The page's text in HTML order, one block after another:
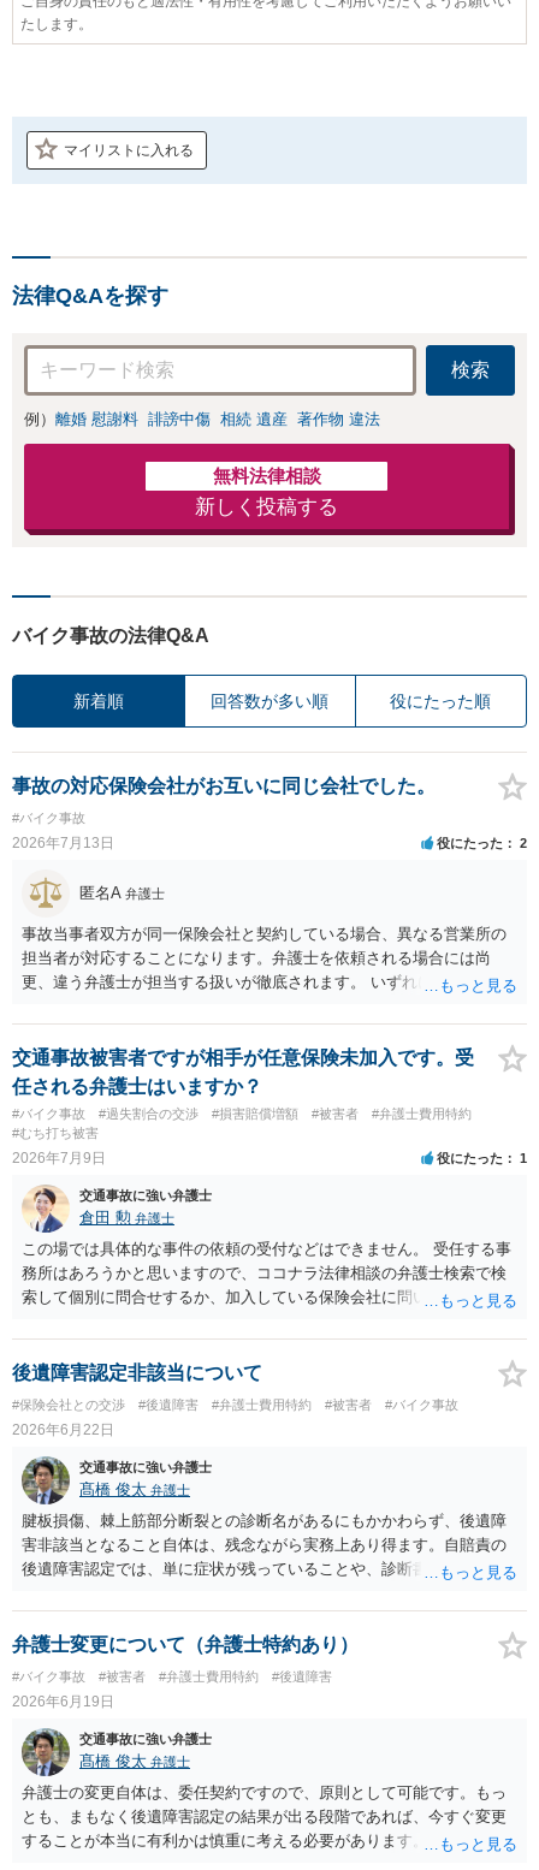
たします。
マイリストに入れる
法律Q&Aを探す
検索
例） 離婚 慰謝料 誹謗中傷 相続 遺産 著作物 違法
無料法律相談
新しく投稿する
バイク事故の法律Q&A
新着順 回答数が多い順 役にたった順
事故の対応保険会社がお互いに同じ会社でした。
#バイク事故
2026年7月13日 役にたった 2
匿名A 弁護士
事故当事者双方が同一保険会社と契約している場合、異なる営業所の
担当者が対応することになります。弁護士を依頼される場合には尚
更、違う弁護士が担当する扱いが徹底されます。 いずれにしても、交
交通事故被害者ですが相手が任意保険未加入です。受
任される弁護士はいますか？
#バイク事故 #過失割合の交渉 #損害賠償増額 #被害者
#弁護士費用特約
#むち打ち被害
2026年7月9日 役にたった 1
交通事故に強い弁護士
倉田 勲 弁護士
この場では具体的な事件の依頼の受付などはできません。 受任する事
務所はあろうかと思いますので、ココナラ法律相談の弁護士検索で検
索して個別に問合せするか、加入している保険会社に問い合わせをし
後遺障害認定非該当について
#保険会社との交渉 #後遺障害 #弁護士費用特約 #被害者 #バイク事故
2026年6月22日
交通事故に強い弁護士
髙橋 俊太 弁護士
腱板損傷、棘上筋部分断裂との診断名があるにもかかわらず、後遺障
害非該当となること自体は、残念ながら実務上あり得ます。自賠責の
後遺障害認定では、単に症状が残っていることや、診断書に傷病名が
常所見が画像等で客観的に確認できるか、症状の経過や治療状況と整
合するか、将来にわたり残存する障害といえるかが重視されます。 今
の、事故による明らかな腱板損傷等の外傷性所見とは評価できない、
可動域制限についてもその原因となる客観的所見に乏しい、という理
由で非該当と判断しているようです。つまり、「棘上筋部分断裂」と
いう診断名自体を無視しているというより、それが本件事故による外
傷性の障害として裏付けられているかという点で否定的に見られてい
るものと思われます。 納得できない場合には、異議申立てを検討する
ことになりますが、単に「痛みが残っている」「MRIで部分断裂と診
断されている」と主張するだけでは、結論が変わらない可能性が高い
弁護士変更について（弁護士特約あり）
#バイク事故 #被害者 #弁護士費用特約 #後遺障害
2026年6月19日
交通事故に強い弁護士
髙橋 俊太 弁護士
弁護士の変更自体は、委任契約ですので、原則として可能です。もっ
とも、まもなく後遺障害認定の結果が出る段階であれば、今すぐ変更
することが本当に有利かは慎重に考える必要があります。すでに申請